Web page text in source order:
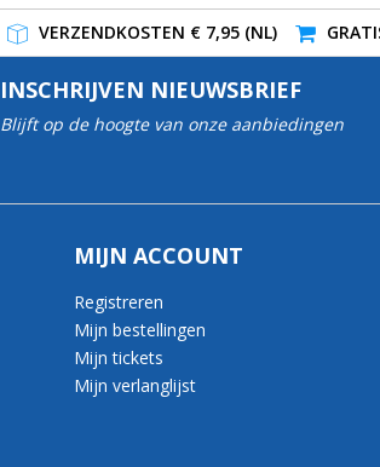
VERZENDKOSTEN € 7,95 (NL)
INSCHRIJVEN NIEUWSBRIEF
Blijft op de hoogte van onze aanbiedingen
MIJN ACCOUNT
Registreren
Mijn bestellingen
Mijn tickets
Mijn verlanglijst